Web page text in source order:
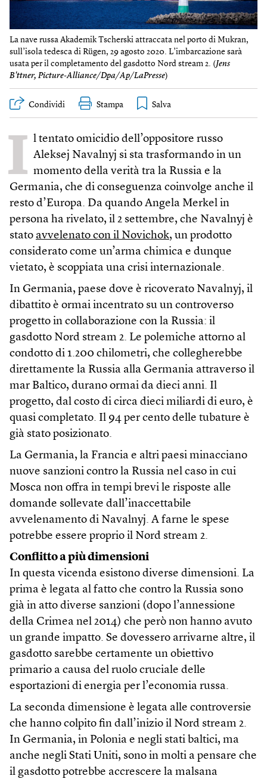
La nave russa Akademik Tscherski attraccata nel porto di Mukran,
sull’isola tedesca di Rügen, 29 agosto 2020. L’imbarcazione sarà
usata per il completamento del gasdotto Nord stream 2. (Jens
B'ttner, Picture-Alliance/Dpa/Ap/LaPresse)
Condividi Stampa
I l tentato omicidio dell’oppositore russo
Aleksej Navalnyj si sta trasformando in un
momento della verità tra la Russia e la
Germania, che di conseguenza coinvolge anche il
resto d’Europa. Da quando Angela Merkel in
persona ha rivelato, il 2 settembre, che Navalnyj è
stato avvelenato con il Novichok, un prodotto
considerato come un’arma chimica e dunque
vietato, è scoppiata una crisi internazionale.
In Germania, paese dove è ricoverato Navalnyj, il
dibattito è ormai incentrato su un controverso
progetto in collaborazione con la Russia: il
gasdotto Nord stream 2. Le polemiche attorno al
condotto di 1.200 chilometri, che collegherebbe
direttamente la Russia alla Germania attraverso il
mar Baltico, durano ormai da dieci anni. Il
progetto, dal costo di circa dieci miliardi di euro, è
quasi completato. Il 94 per cento delle tubature è
già stato posizionato.
La Germania, la Francia e altri paesi minacciano
nuove sanzioni contro la Russia nel caso in cui
Mosca non offra in tempi brevi le risposte alle
domande sollevate dall’inaccettabile
avvelenamento di Navalnyj. A farne le spese
potrebbe essere proprio il Nord stream 2.
Conflitto a più dimensioni
In questa vicenda esistono diverse dimensioni. La
prima è legata al fatto che contro la Russia sono
già in atto diverse sanzioni (dopo l’annessione
della Crimea nel 2014) che però non hanno avuto
un grande impatto. Se dovessero arrivarne altre, il
gasdotto sarebbe certamente un obiettivo
primario a causa del ruolo cruciale delle
esportazioni di energia per l’economia russa.
La seconda dimensione è legata alle controversie
che hanno colpito fin dall’inizio il Nord stream 2.
In Germania, in Polonia e negli stati baltici, ma
anche negli Stati Uniti, sono in molti a pensare che
il gasdotto potrebbe accrescere la malsana